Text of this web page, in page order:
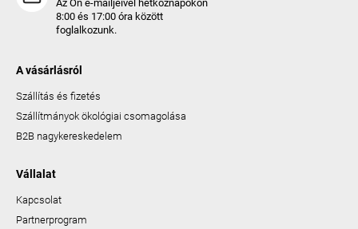
Az Ön e-mailjeivel hétköznapokon
8:00 és 17:00 óra között
foglalkozunk.
A vásárlásról
Szállítás és fizetés
Szállítmányok ökológiai csomagolása
B2B nagykereskedelem
Vállalat
Kapcsolat
Partnerprogram